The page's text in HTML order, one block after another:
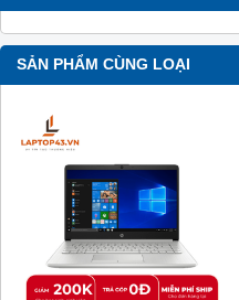
SẢN PHẨM CÙNG LOẠI